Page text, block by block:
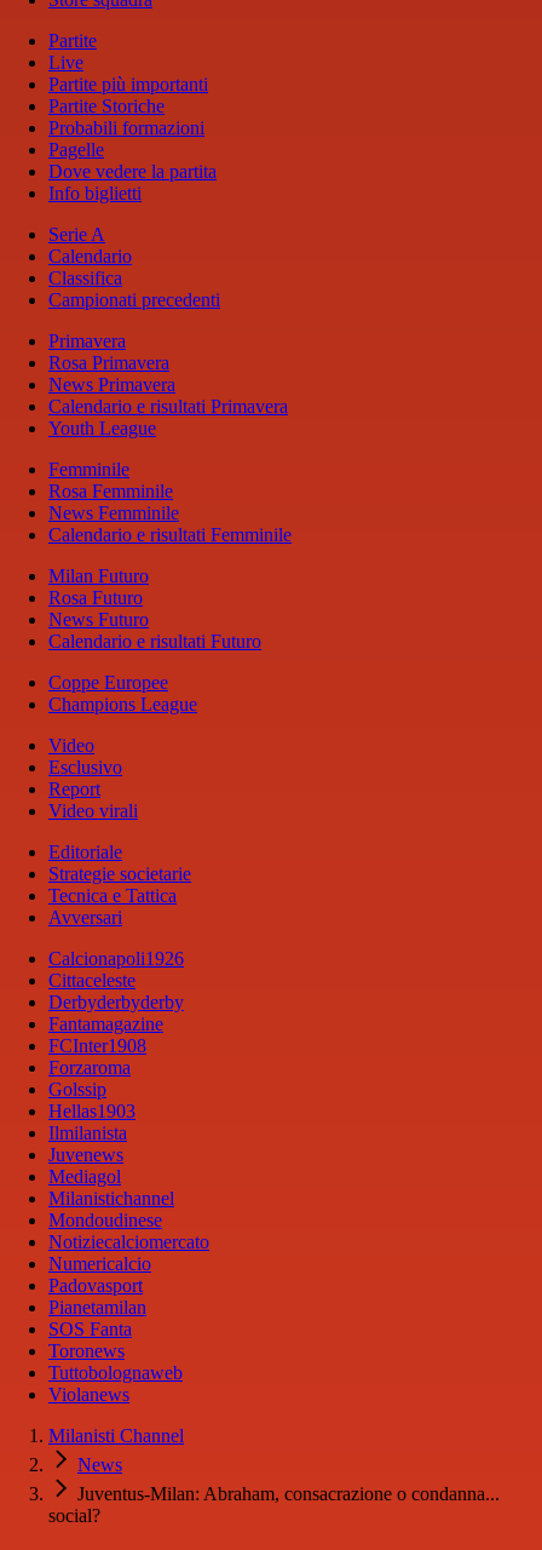
Partite
Live
Partite più importanti
Partite Storiche
Probabili formazioni
Pagelle
Dove vedere la partita
Info biglietti
Serie A
Calendario
Classifica
Campionati precedenti
Primavera
Rosa Primavera
News Primavera
Calendario e risultati Primavera
Youth League
Femminile
Rosa Femminile
News Femminile
Calendario e risultati Femminile
Milan Futuro
Rosa Futuro
News Futuro
Calendario e risultati Futuro
Coppe Europee
Champions League
Video
Esclusivo
Report
Video virali
Editoriale
Strategie societarie
Tecnica e Tattica
Avversari
Calcionapoli1926
Cittaceleste
Derbyderbyderby
Fantamagazine
FCInter1908
Forzaroma
Golssip
Hellas1903
Ilmilanista
Juvenews
Mediagol
Milanistichannel
Mondoudinese
Notiziecalciomercato
Numericalcio
Padovasport
Pianetamilan
SOS Fanta
Toronews
Tuttobolognaweb
Violanews
Milanisti Channel
News
Juventus-Milan: Abraham, consacrazione o condanna...
social?